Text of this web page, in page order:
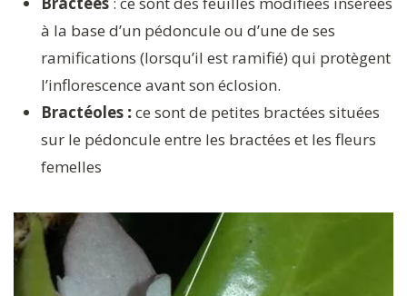
à la base d’un pédoncule ou d’une de ses
ramifications (lorsqu’il est ramifié) qui protègent
l’inflorescence avant son éclosion.
Bractéoles :ce sont de petites bractées situées
sur le pédoncule entre les bractées et les fleurs
femelles